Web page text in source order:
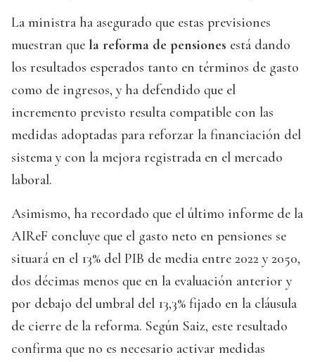
La ministra ha asegurado que estas previsiones
muestran que la reforma de pensiones está dando
los resultados esperados tanto en términos de gasto
como de ingresos, y ha defendido que el
incremento previsto resulta compatible con las
medidas adoptadas para reforzar la financiación del
sistema y con la mejora registrada en el mercado
laboral.
Asimismo, ha recordado que el último informe de la
AIReF concluye que el gasto neto en pensiones se
situará en el 13% del PIB de media entre 2022 y 2050,
dos décimas menos que en la evaluación anterior y
por debajo del umbral del 13,3% fijado en la cláusula
de cierre de la reforma. Según Saiz, este resultado
confirma que no es necesario activar medidas